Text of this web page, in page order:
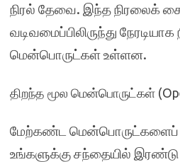
நிரல் தேவை. இந்த நிரலைக்
வடிவமைப்பிலிருந்து
மென்பொருட்கள் உள்ளன.
திறந்த மூல மென்பொருட்கள்
மேற்கண்ட மென்பொருட்களைப்
உங்களுக்கு சந்தையில்